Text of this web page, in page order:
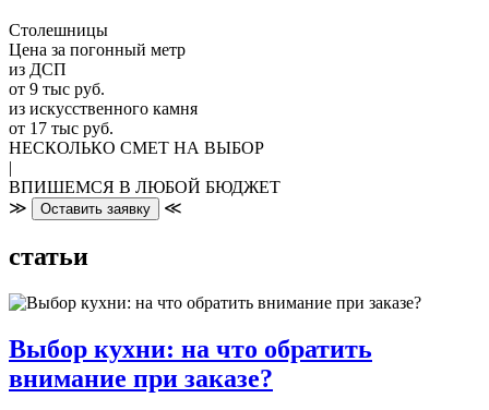
Столешницы
Цена за погонный метр
из ДСП
от 9 тыс руб.
из искусственного камня
от 17 тыс руб.
НЕСКОЛЬКО СМЕТ НА ВЫБОР
ВПИШЕМСЯ В ЛЮБОЙ БЮДЖЕТ
≫
Оставить заявку ≪
статьи
Выбор кухни: на что обратить
внимание при заказе?